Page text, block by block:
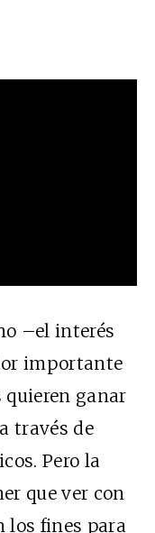
–el interés
importante
ganar
través de
Pero la
que ver con
los fines para